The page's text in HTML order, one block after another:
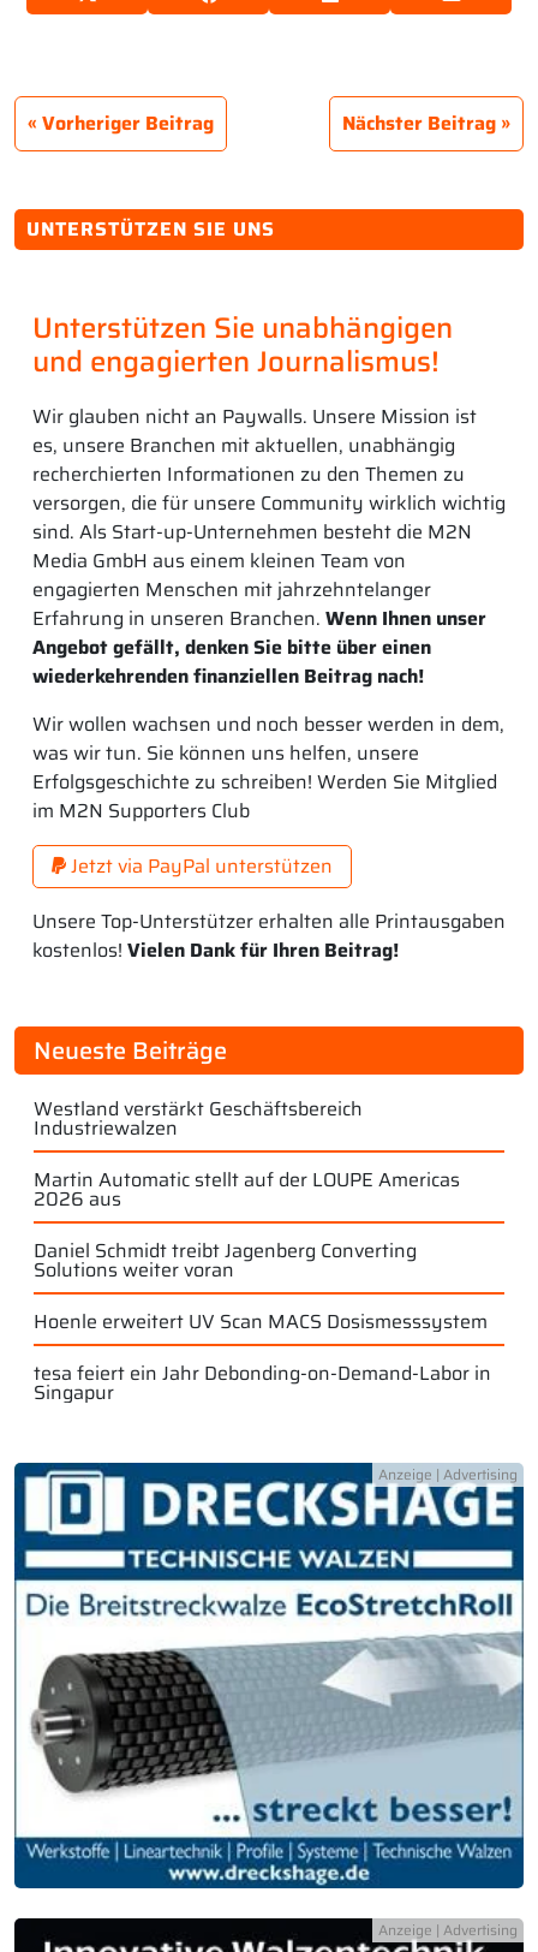
Vorheriger Beitrag Nächster Beitrag
UNTERSTÜTZEN SIE UNS
Unterstützen Sie unabhängigen
und engagierten Journalismus!
Wir glauben nicht an Paywalls. Unsere Mission ist
es, unsere Branchen mit aktuellen, unabhängig
recherchierten Informationen zu den Themen zu
versorgen, die für unsere Community wirklich wichtig
sind. Als Start-up-Unternehmen besteht die M2N
Media GmbH aus einem kleinen Team von
engagierten Menschen mit jahrzehntelanger
Erfahrung in unseren Branchen. Wenn Ihnen unser
Angebot gefällt, denken Sie bitte über einen
wiederkehrenden finanziellen Beitrag nach!
Wir wollen wachsen und noch besser werden in dem,
was wir tun. Sie können uns helfen, unsere
Erfolgsgeschichte zu schreiben! Werden Sie Mitglied
im M2N Supporters Club
Jetzt via PayPal unterstützen
Unsere Top-Unterstützer erhalten alle Printausgaben
kostenlos! Vielen Dank für Ihren Beitrag!
Neueste Beiträge
Westland verstärkt Geschäftsbereich
Industriewalzen
Martin Automatic stellt auf der LOUPE Americas
2026 aus
Daniel Schmidt treibt Jagenberg Converting
Solutions weiter voran
Hoenle erweitert UV Scan MACS Dosismesssystem
tesa feiert ein Jahr Debonding-on-Demand-Labor in
Singapur